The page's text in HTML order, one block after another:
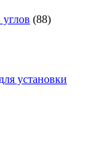
(88)
установки